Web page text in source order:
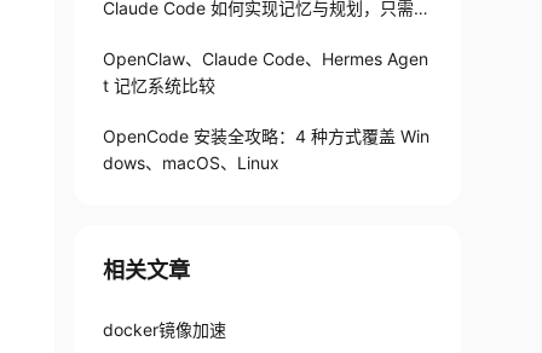
Claude Code 如何实现记忆与规划，只需1
OpenClaw、Claude Code、Hermes Agen
t 记忆系统比较
OpenCode 安装全攻略：4 种方式覆盖 Win
dows、macOS、Linux
相关文章
docker镜像加速